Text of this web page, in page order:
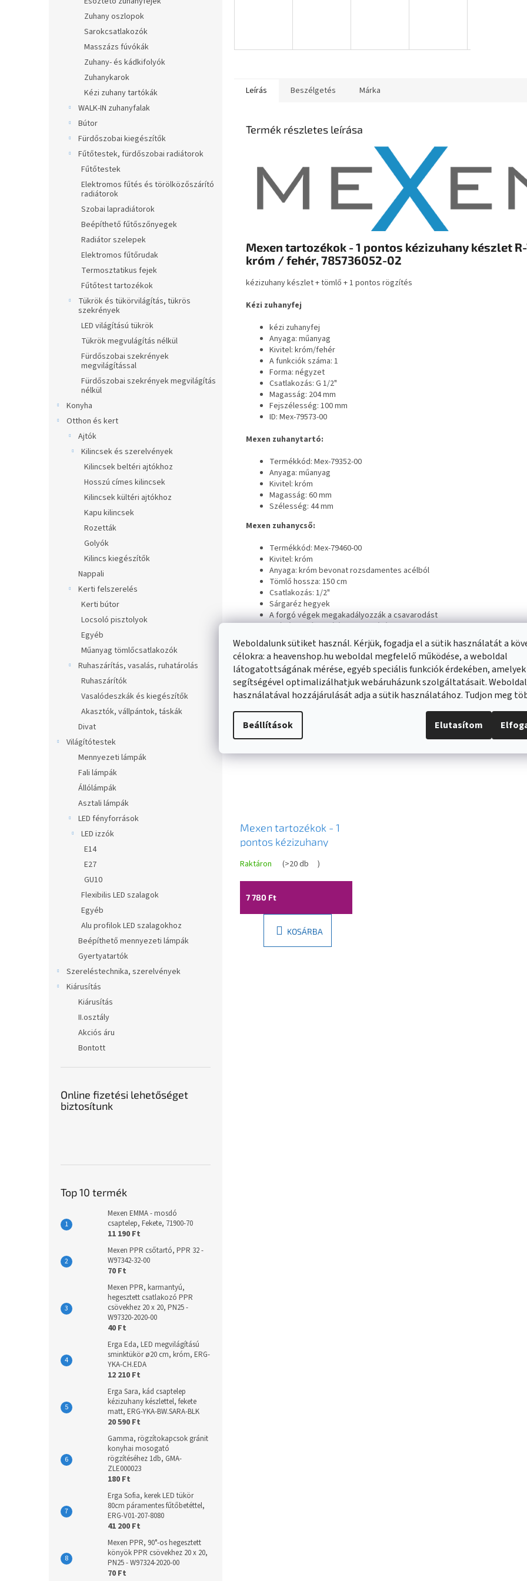
Weboldalunk sütiket használ. Kérjük, fogadja el a sütik használatát a
célokra: a heavenshop.hu weboldal megfelelő működése, a weboldal
látogatottságának mérése, egyéb speciális funkciók érdekében, amelyek
segítségével optimalizálhatjuk webáruházunk szolgáltatásait.
használatával hozzájárulását adja a sütik használatához. Tudjon meg
Beállítások Elutasítom
Zuhany oszlopok
Sarokcsatlakozók
Masszázs fúvókák
Zuhany- és kádkifolyók
Zuhanykarok
Kézi zuhany tartókák
WALK-IN zuhanyfalak
Bútor
Fürdőszobai kiegészítők
Fűtőtestek, fürdőszobai radiátorok
Fűtőtestek
Elektromos fűtés és törölközőszárító
radiátorok
Szobai lapradiátorok
Beépíthető fűtőszőnyegek
Radiátor szelepek
Elektromos fűtőrudak
Termosztatikus fejek
Fűtőtest tartozékok
Tükrök és tükörvilágítás, tükrös
szekrények
LED világítású tükrök
Tükrök megvulágítás nélkül
Fürdőszobai szekrények
megvilágítással
Fürdőszobai szekrények megvilágítás
nélkül
Konyha
Otthon és kert
Ajtók
Kilincsek és szerelvények
Kilincsek beltéri ajtókhoz
Hosszú címes kilincsek
Kilincsek kültéri ajtókhoz
Kapu kilincsek
Rozetták
Golyók
Kilincs kiegészítők
Nappali
Kerti felszerelés
Kerti bútor
Locsoló pisztolyok
Egyéb
Műanyag tömlőcsatlakozók
Ruhaszárítás, vasalás, ruhatárolás
Ruhaszárítók
Vasalódeszkák és kiegészítők
Akasztók, vállpántok, táskák
Divat
Világítótestek
Mennyezeti lámpák
Fali lámpák
Állólámpák
Asztali lámpák
LED fényforrások
LED izzók
E14
E27
GU10
Flexibilis LED szalagok
Egyéb
Alu profilok LED szalagokhoz
Beépíthető mennyezeti lámpák
Gyertyatartók
Szereléstechnika, szerelvények
Kiárusítás
Kiárusítás
II.osztály
Akciós áru
Bontott
Online fizetési lehetőséget
biztosítunk
Top 10 termék
Mexen EMMA - mosdó
csaptelep, Fekete, 71900-70
11 190 Ft
Mexen PPR csőtartó, PPR 32 -
W97342-32-00
70 Ft
Mexen PPR, karmantyú,
hegesztett csatlakozó PPR
csövekhez 20 x 20, PN25 -
W97320-2020-00
40 Ft
Erga Eda, LED megvilágítású
sminktükör ø20 cm, króm, ERG-
YKA-CH.EDA
12 210 Ft
Erga Sara, kád csaptelep
kézizuhany készlettel, fekete
matt, ERG-YKA-BW.SARA-BLK
20 590 Ft
Gamma, rögzítokapcsok gránit
konyhai mosogató
rögzítéséhez 1db, GMA-
ZLE000023
180 Ft
Erga Sofia, kerek LED tükör
80cm páramentes fűtőbetéttel,
ERG-V01-207-8080
41 200 Ft
Mexen PPR, 90°-os hegesztett
könyök PPR csövekhez 20 x 20,
PN25 - W97324-2020-00
70 Ft
Leírás Beszélgetés Márka
Termék részletes leírása
Mexen tartozékok - 1 pontos kézizuhany készlet
króm / fehér, 785736052-02
kézizuhany készlet + tömlő + 1 pontos rögzítés
Kézi zuhanyfej
kézi zuhanyfej
Anyaga: műanyag
Kivitel: króm/fehér
A funkciók száma: 1
Forma: négyzet
Csatlakozás: G 1/2"
Magasság: 204 mm
Fejszélesség: 100 mm
ID: Mex-79573-00
Mexen zuhanytartó:
Termékkód: Mex-79352-00
Anyaga: műanyag
Kivitel: króm
Magasság: 60 mm
Szélesség: 44 mm
Mexen zuhanycső:
Termékkód: Mex-79460-00
Kivitel: króm
Anyaga: króm bevonat rozsdamentes acélból
Tömlő hossza: 150 cm
Csatlakozás: 1/2"
Sárgaréz hegyek
A forgó végek megakadályozzák a csavarodást
Nyújtásnak és hajlításnak ellenálló rugalmas anyag
Hasonló termékek
Mexen tartozékok - 1
pontos kézizuhany
785736052-70
Raktáron (>20 db )
7 780 Ft
KOSÁRBA